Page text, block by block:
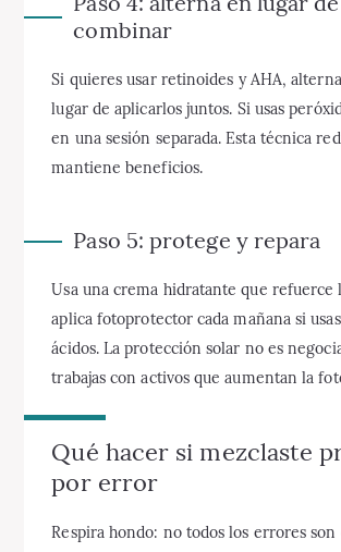
combinar
Si quieres usar retinoides y AHA,
lugar de aplicarlos juntos. Si usas
en una sesión separada. Esta técnica
mantiene beneficios.
Paso 5: protege y repara
Usa una crema hidratante que refuerce
aplica fotoprotector cada mañana si
ácidos. La protección solar no es
trabajas con activos que aumentan la
Qué hacer si mezclaste
por error
Respira hondo: no todos los errores son